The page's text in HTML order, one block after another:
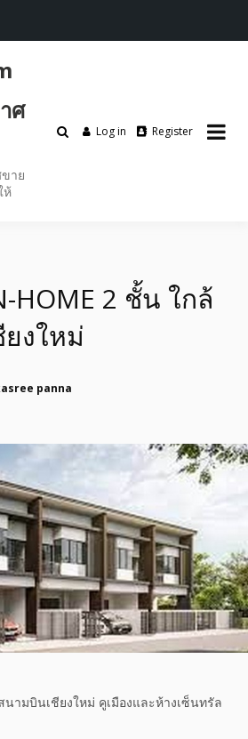
ศ
าย
ห้
Log in Register
HOME 2 ชั้น ใกล้
งใหม่
panna
ามบินเชียงใหม่ คูเมืองและห้างเซ็นทรัล